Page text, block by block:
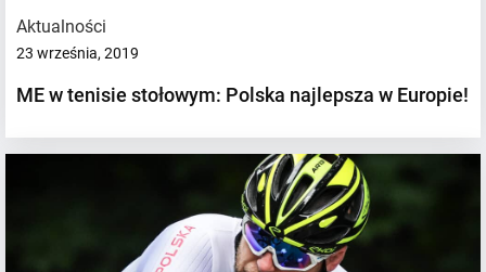
Aktualności
23 września, 2019
ME w tenisie stołowym: Polska najlepsza w Europie!